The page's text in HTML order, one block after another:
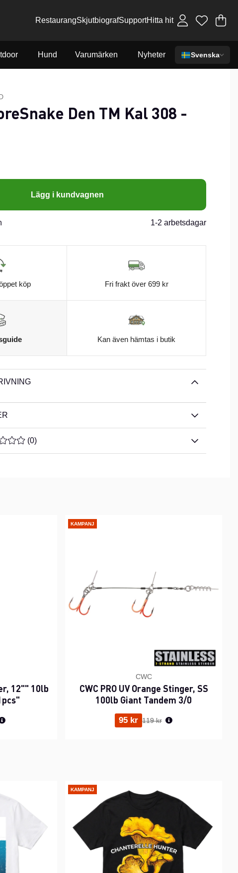
RestaurangSkjutbiografSupportHitta hit .
Hund Varumärken Nyheter Svenska
Den TM Kal 308 -
Lägg i kundvagnen
1-2 arbetsdagar
köp Fri frakt över 699 kr
Kan även hämtas i butik
0 AV 5 ANTAL BETYG 0
(0)
12"" 10lb
pris:
KAMPANJ
CWC
CWC PRO UV Orange Stinger, SS
100lb Giant Tandem 3/0
95 kr Ordinarie pris:
119 kr
KAMPANJ